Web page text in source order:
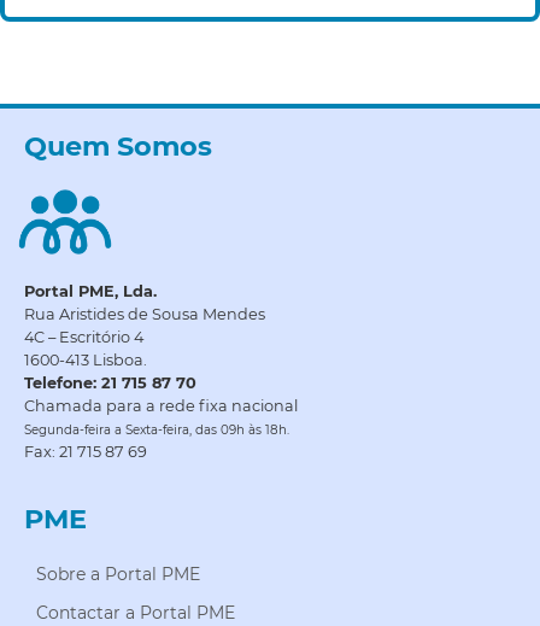
Quem Somos
Portal PME, Lda.
Rua Aristides de Sousa Mendes
4C – Escritório 4
1600-413 Lisboa.
Telefone: 21 715 87 70
Chamada para a rede fixa nacional
Segunda-feira a Sexta-feira, das 09h às 18h.
Fax: 21 715 87 69
PME
Sobre a Portal PME
Contactar a Portal PME